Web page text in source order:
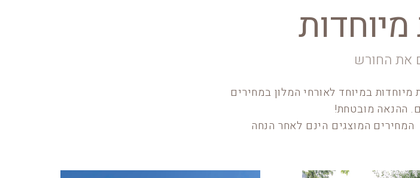
את החורש
מיוחדות במיוחד לאורחי המלון במחירים
ההנאה מובטחת!